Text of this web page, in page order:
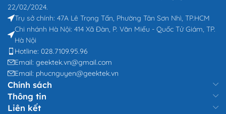
22/02/2024.
Trụ sở chính: 47A Lê Trọng Tấn, Phường Tân Sơn Nhì, TP.HCM
Chi nhánh Hà Nội: 414 Xã Đàn, P. Văn Miếu - Quốc Tử Giám, TP.
Hà Nội
Hotline: 028.7109.95.96
Email: geektek.vn@gmail.com
Email: phucnguyen@geektek.vn
Chính sách
Thông tin
Liên kết